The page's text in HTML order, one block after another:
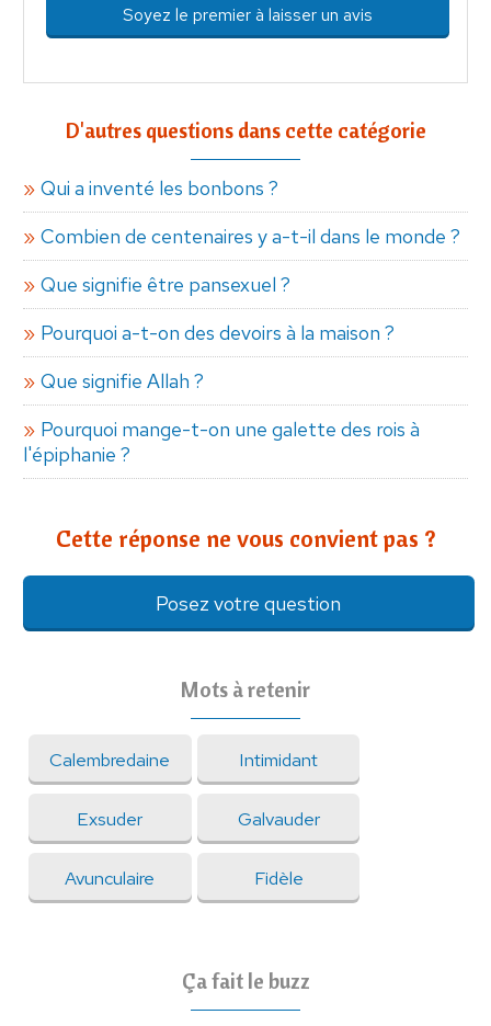
Soyez le premier à laisser un avis
D'autres questions dans cette catégorie
Qui a inventé les bonbons ?
Combien de centenaires y a-t-il dans le monde ?
Que signifie être pansexuel ?
Pourquoi a-t-on des devoirs à la maison ?
Que signifie Allah ?
Pourquoi mange-t-on une galette des rois à
l'épiphanie ?
Cette réponse ne vous convient pas ?
Posez votre question
Mots à retenir
Calembredaine Intimidant
Exsuder Galvauder
Avunculaire Fidèle
Ça fait le buzz